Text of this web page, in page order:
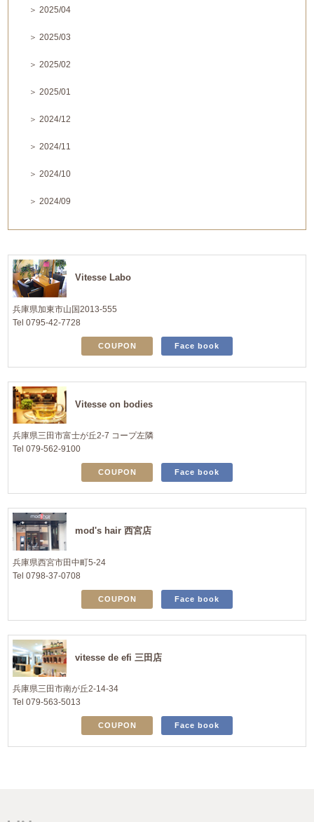
＞ 2025/04
＞ 2025/03
＞ 2025/02
＞ 2025/01
＞ 2024/12
＞ 2024/11
＞ 2024/10
＞ 2024/09
Vitesse Labo
兵庫県加東市山国2013-555
Tel 0795-42-7728
COUPON Face book
Vitesse on bodies
兵庫県三田市富士が丘2-7 コープ左隣
Tel 079-562-9100
COUPON Face book
mod's hair 西宮店
兵庫県西宮市田中町5-24
Tel 0798-37-0708
COUPON Face book
vitesse de efi 三田店
兵庫県三田市南が丘2-14-34
Tel 079-563-5013
COUPON Face book